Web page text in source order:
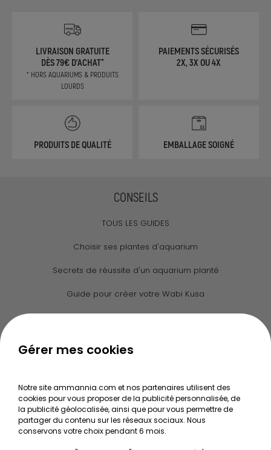
LIVRAISON GRATUITE
DÈS 79€ D'ACHAT*
* HORS AQUARIUMS & PRODUITS
LOURDS
PAIEMENTS SÉCURISÉS
2X, 3X OU 4X
PRODUITS DE QUALITÉ EMBALLAGE SOIGNÉ
CONSEILS
TOUS LES GUIDES
Choisir ses plantes d'aquarium
Secrets de réussite d'un aquarium planté
Guide pour créer votre Wabi Kusa
NOS SERVICES
Mentions légales
Conditions générales de vente
Gérer mes cookies
Notre site ammannia.com et nos partenaires utilisent des
cookies pour vous proposer de la publicité personnalisée, de
la publicité géolocalisée, ainsi que pour vous permettre de
partager du contenu sur les réseaux sociaux. Nous
conservons votre choix pendant 6 mois.